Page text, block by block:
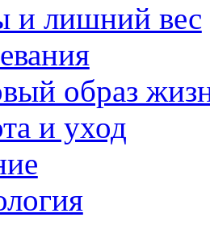
и лишний вес
образ
и уход